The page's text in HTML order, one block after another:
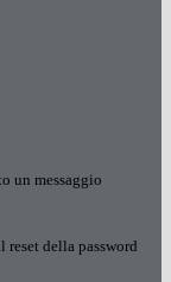
un messaggio
reset della password